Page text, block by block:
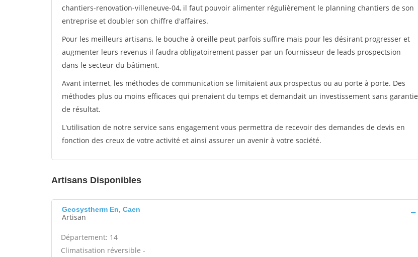
chantiers-renovation-villeneuve-04, il faut pouvoir alimenter régulièrement le planning chantiers de son
entreprise et doubler son chiffre d'affaires.
Pour les meilleurs artisans, le bouche à oreille peut parfois suffire mais pour les désirant progresser et
augmenter leurs revenus il faudra obligatoirement passer par un fournisseur de leads prospectsion
dans le secteur du bâtiment.
Avant internet, les méthodes de communication se limitaient aux prospectus ou au porte à porte. Des
méthodes plus ou moins efficaces qui prenaient du temps et demandait un investissement sans garantie
de résultat.
L'utilisation de notre service sans engagement vous permettra de recevoir des demandes de devis en
fonction des creux de votre activité et ainsi assurer un avenir à votre société.
Artisans Disponibles
Geosystherm En, Caen
Artisan
Département: 14
Climatisation réversible -